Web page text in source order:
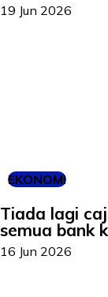
19 Jun 2026
EKONOMI
Tiada lagi
semua bank
16 Jun 2026